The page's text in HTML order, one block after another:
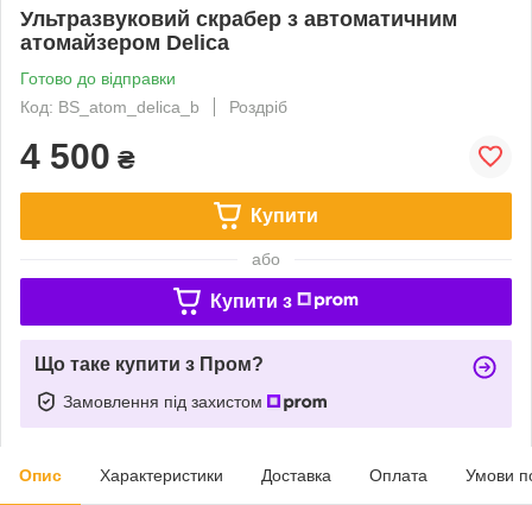
Ультразвуковий скрабер з автоматичним
атомайзером Delica
Готово до відправки
Код: BS_atom_delica_b
Роздріб
4 500 ₴
Купити
або
Купити з
Що таке купити з Пром?
Замовлення під захистом
Опис Характеристики Доставка Оплата Умови